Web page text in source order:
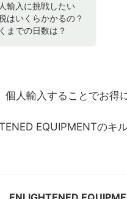
輸入に挑戦したい
はいくらかかるの？
までの日数は？
人輸入することでお得
EQUIPMENTのキ